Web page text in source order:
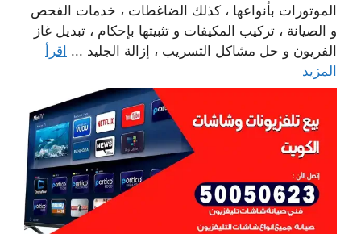
الموتورات بأنواعها ، كذلك الضاغطات ، خدمات الفحص
و الصيانة ، تركيب المكيفات و تثبيتها بإحكام ، تبديل غاز
الفريون و حل مشاكل التسريب ، إزالة الجليد ... اقرأ
المزيد